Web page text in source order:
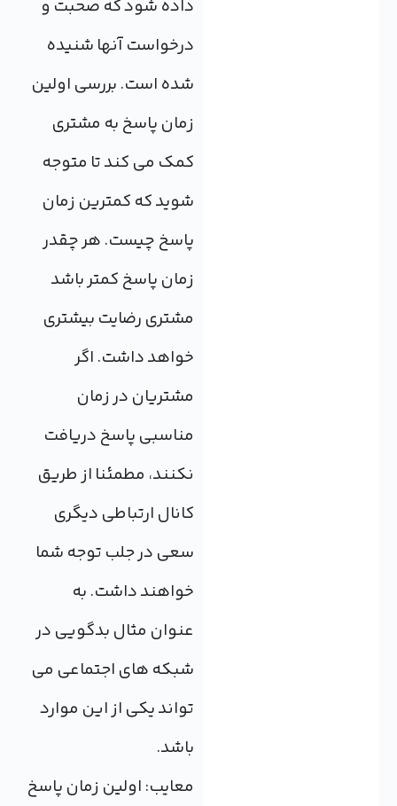
داده شود که صحبت و
درخواست آنها شنیده
شده است. بررسی اولین
زمان پاسخ به مشتری
کمک می کند تا متوجه
شوید که کمترین زمان
پاسخ چیست. هر چقدر
زمان پاسخ کمتر باشد
مشتری رضایت بیشتری
خواهد داشت. اگر
مشتریان در زمان
مناسبی پاسخ دریافت
نکنند، مطمئنا از طریق
کانال ارتباطی دیگری
سعی در جلب توجه شما
خواهند داشت. به
عنوان مثال بدگویی در
شبکه های اجتماعی می
تواند یکی از این موارد
باشد.
معایب: اولین زمان پاسخ